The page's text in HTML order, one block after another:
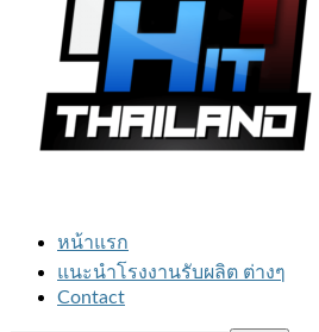
หน้าแรก
แนะนำโรงงานรับผลิต ต่างๆ
Contact